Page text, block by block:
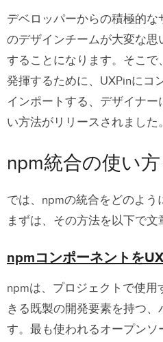
デベロッパーからの積極的な
のデザインチームが大変な
することになります。そこ
発揮するために、UXPinにコ
インポートする、デザイナ
い方法がリリースされました。
npm統合の使い
では、npmの統合をどのよう
まずは、その方法を以下で文
npmコンポーネントを
npmは、プロジェクトで使
きる既製の開発要素を持つ
す。最も使われるオープン